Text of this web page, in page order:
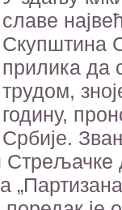
славе
Скупштина
прилика да
трудом,
годину,
Србије.